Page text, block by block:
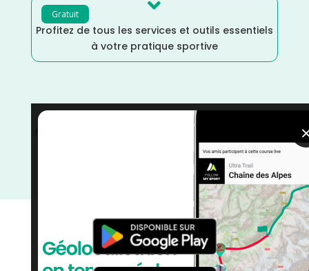
Gratuit 
Profitez de tous les services et outils essentiels
à votre pratique sportive
Novembre
Course à Pied/
Auvergne Rhône Alpes